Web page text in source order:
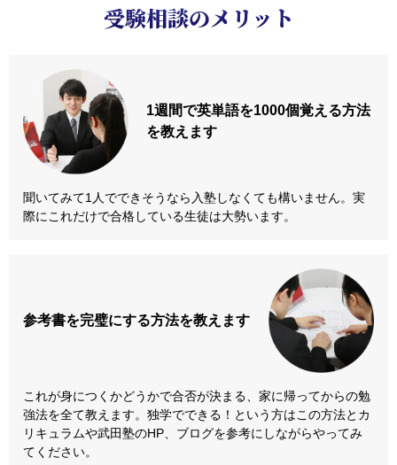
受験相談のメリット
1週間で英単語を1000個覚える方法
を教えます
聞いてみて1人でできそうなら入塾しなくても構いません。実
際にこれだけで合格している生徒は大勢います。
参考書を完璧にする方法を教えます
これが身につくかどうかで合否が決まる、家に帰ってからの勉
強法を全て教えます。独学でできる！という方はこの方法とカ
リキュラムや武田塾のHP、ブログを参考にしながらやってみ
てください。